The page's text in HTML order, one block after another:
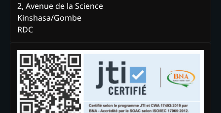
2, Avenue de la Science
Kinshasa/Gombe
RDC